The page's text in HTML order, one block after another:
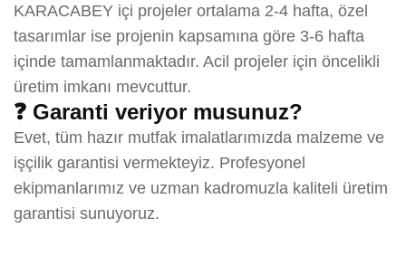
KARACABEY içi projeler ortalama 2-4 hafta, özel
tasarımlar ise projenin kapsamına göre 3-6 hafta
içinde tamamlanmaktadır. Acil projeler için öncelikli
üretim imkanı mevcuttur.
❓ Garanti veriyor musunuz?
Evet, tüm hazır mutfak imalatlarımızda malzeme ve
işçilik garantisi vermekteyiz. Profesyonel
ekipmanlarımız ve uzman kadromuzla kaliteli üretim
garantisi sunuyoruz.